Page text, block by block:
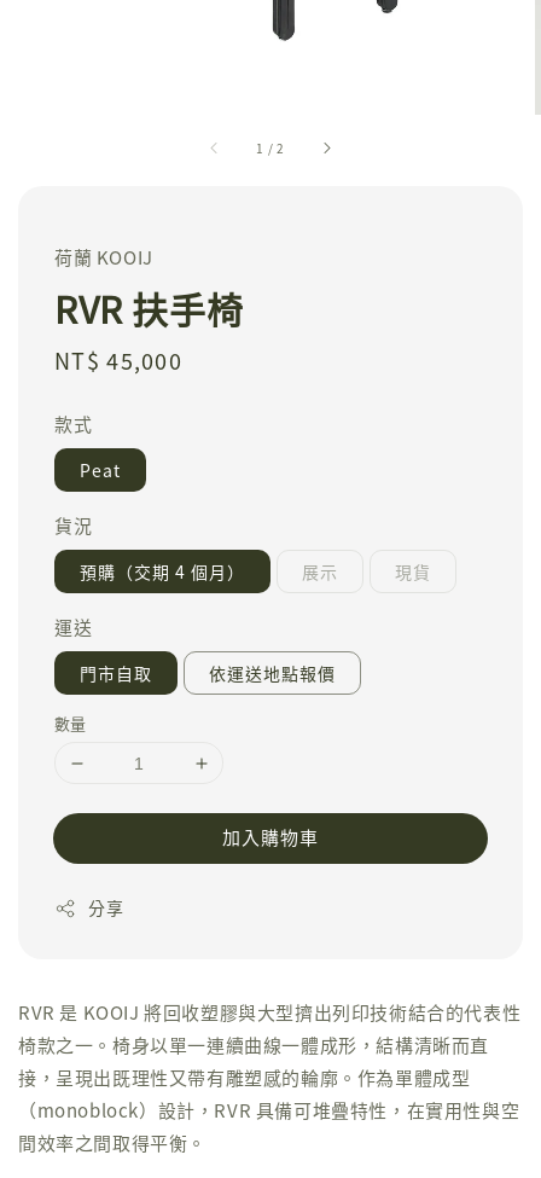
1 /2
荷蘭 KOOIJ
RVR 扶手椅
Regular
NT$ 45,000
款式
Peat
貨況
預購（交期 4 個月） 展示 現貨
運送
門市自取 依運送地點報價
數量
加入購物車
分享
RVR 是 KOOIJ 將回收塑膠與大型擠出列印技術結合的代表性
椅款之一。椅身以單一連續曲線一體成形，結構清晰而直
接，呈現出既理性又帶有雕塑感的輪廓。作為單體成型
（monoblock）設計，RVR 具備可堆疊特性，在實用性與空
間效率之間取得平衡。